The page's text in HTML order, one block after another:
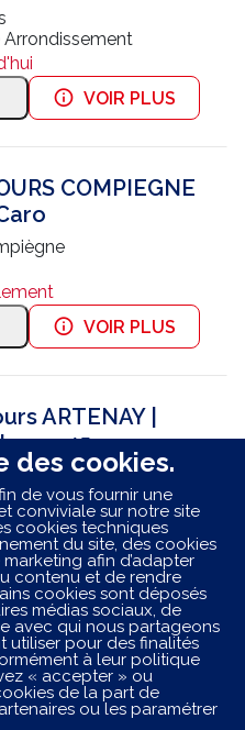
des cookies.
de vous fournir une
conviviale sur notre site
cookies techniques
du site, des cookies
afin d’adapter
contenu et de rendre
cookies sont déposés
médias sociaux, de
avec qui nous partageons
utiliser pour des finalités
à leur politique
« accepter » ou
de la part de
ou les paramétrer
Arrondissement
VOIR PLUS
COMPIEGNE
VOIR PLUS
ARTENAY |
45
APPELER
PLUS
secoursdans les